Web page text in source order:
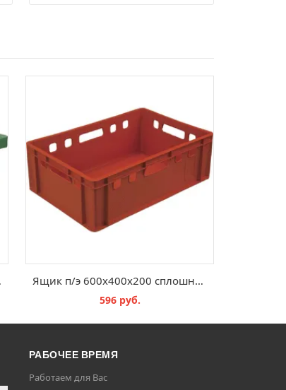
Ящик п/э 600х400х200 сплошной, Е2 цв. красный
596 руб.
РАБОЧЕЕ ВРЕМЯ
Работаем для Вас